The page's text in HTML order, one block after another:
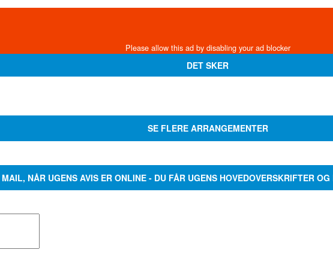
DET SKER
SE FLERE ARRANGEMENTER
NÅR UGENS AVIS ER ONLINE - DU FÅR UGENS HOVEDOVERSKRIFTER